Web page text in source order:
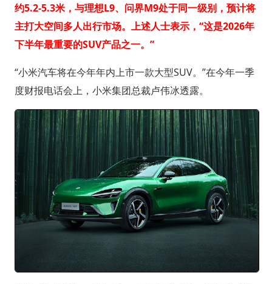
约5.2-5.3米，与理想L9、问界M9处于同一级别，预计将
主打大空间多人出行市场。上述人士表示，“这是2026年
下半年最重要的SUV产品之一。”
“小米汽车将在今年年内上市一款大型SUV。”在今年一季
度财报电话会上，小米集团总裁卢伟冰透露。